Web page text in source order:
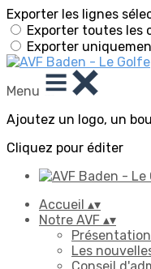
Exporter les lignes
Exporter toutes les
Exporter
Menu
Ajoutez un logo, un
Cliquez pour éditer
Accueil ▴▾
Notre AVF ▴▾
Présentation
Les